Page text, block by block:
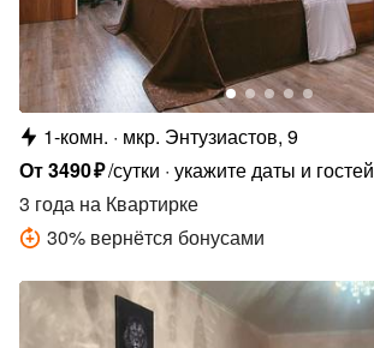
1-комн.
мкр. Энтузиастов, 9
От3490₽/сутки укажите даты и гостей
3 года на Квартирке
30% вернётся бонусами